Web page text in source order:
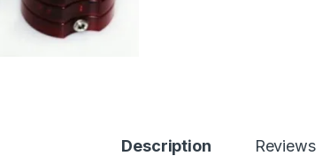
Description Reviews